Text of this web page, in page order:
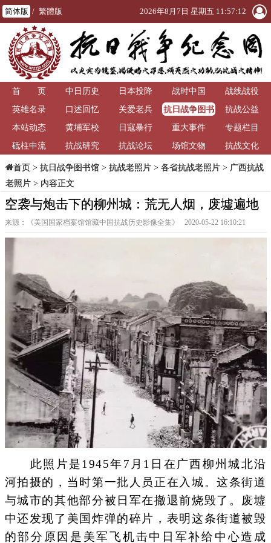
简体版 / 繁體版 2026年8月7日 星期五 11:57:13
首 页 中日历史 日本投降 战时中国
战线战役
英雄名录
口述回忆 关爱老兵
抗日战争图书
馆
抗战公益
本站动态
黄埔军校 日寇暴行 重大事件
专题栏目
砥柱中流
抗战研究 抗战论坛 场馆文物 抗战文化
首页> 抗日战争图书馆> 抗战老照片> 各省抗战老照片> 广西抗战
老照片> 内容正文
空袭与炮击下的柳州城：荒无人烟，废墟遍地
来源：《美国国家档案馆馆藏中国抗战历史影像全集》 2020-05-22 16:10:21
此照片是1945年7月1日在广西柳州城北沿
河拍摄的，当时第一批人员正在入城。这条街道
与城市的其他部分被日军在撤退前烧毁了。废墟
中还发现了美国炸弹的碎片，表明这条街道被毁
的部分原因是美军飞机击中日军补给中心造成